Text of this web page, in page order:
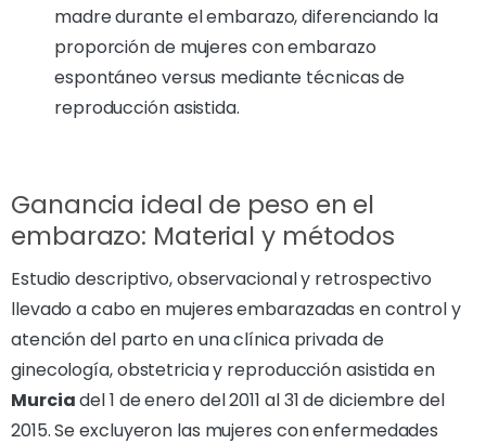
madre durante el embarazo, diferenciando la
proporción de mujeres con embarazo
espontáneo versus mediante técnicas de
reproducción asistida.
Ganancia ideal de peso en el
embarazo: Material y métodos
Estudio descriptivo, observacional y retrospectivo
llevado a cabo en mujeres embarazadas en control y
atención del parto en una clínica privada de
ginecología, obstetricia y reproducción asistida en
Murciadel 1 de enero del 2011 al 31 de diciembre del
2015. Se excluyeron las mujeres con enfermedades